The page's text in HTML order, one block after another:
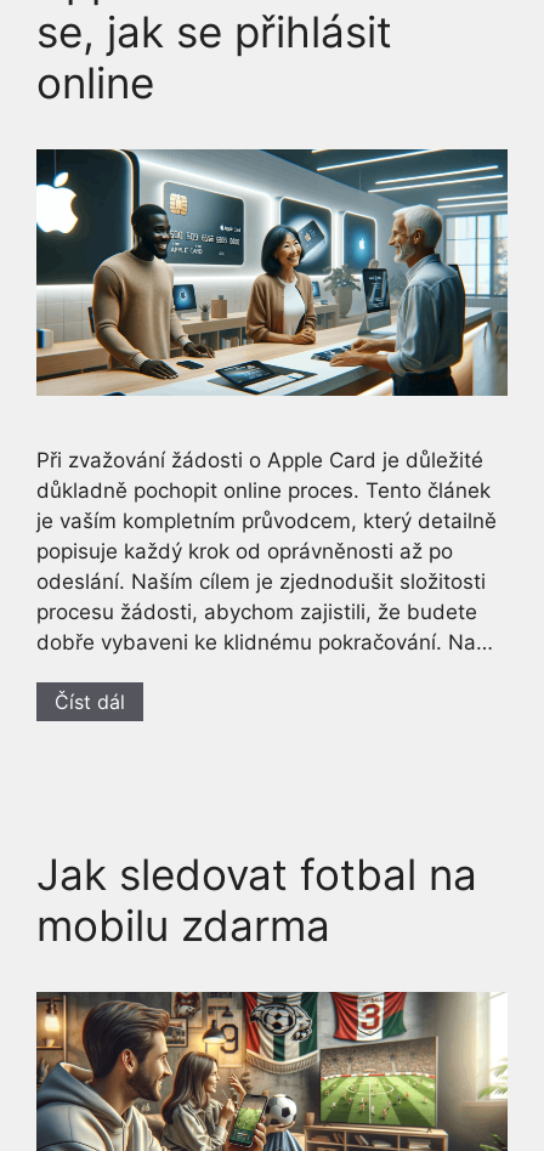
se, jak se přihlásit
online
Při zvažování žádosti o Apple Card je důležité
důkladně pochopit online proces. Tento článek
je vaším kompletním průvodcem, který detailně
popisuje každý krok od oprávněnosti až po
odeslání. Naším cílem je zjednodušit složitosti
procesu žádosti, abychom zajistili, že budete
dobře vybaveni ke klidnému pokračování. Na…
Číst dál
Jak sledovat fotbal na
mobilu zdarma